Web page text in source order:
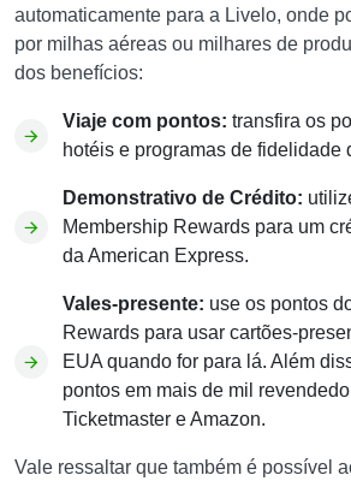
automaticamente para a Livelo, onde
por milhas aéreas ou milhares de
dos benefícios:
Viaje com pontos: transfira os
hotéis e programas de fidelidade
Demonstrativo de Crédito:
Membership Rewards para um
da American Express.
Vales-presente: use os pontos
Rewards para usar cartões-
EUA quando for para lá. Além
pontos em mais de mil
Ticketmaster e Amazon.
Vale ressaltar que também é possível